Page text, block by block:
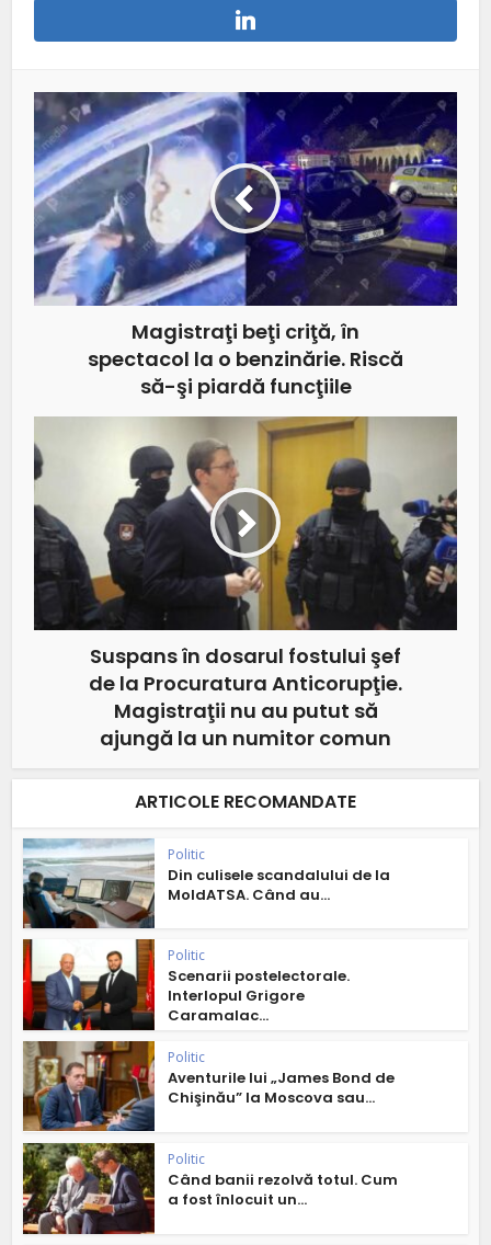
Magistraţi beţi criţă, în
spectacol la o benzinărie. Riscă
să-şi piardă funcţiile
Suspans în dosarul fostului şef
de la Procuratura Anticorupţie.
Magistraţii nu au putut să
ajungă la un numitor comun
ARTICOLE RECOMANDATE
Politic
Din culisele scandalului de la
MoldATSA. Când au...
Politic
Scenarii postelectorale.
Interlopul Grigore
Caramalac...
Politic
Aventurile lui „James Bond de
Chişinău” la Moscova sau...
Politic
Când banii rezolvă totul. Cum
a fost înlocuit un...